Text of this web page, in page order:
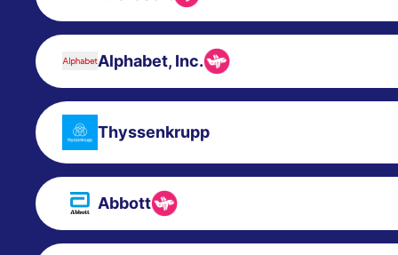
Alphabet, Inc.
Thyssenkrupp
Abbott